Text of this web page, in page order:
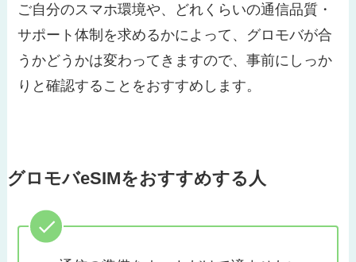
ご自分のスマホ環境や、どれくらいの通信品質・
サポート体制を求めるかによって、グロモバが合
うかどうかは変わってきますので、事前にしっか
りと確認することをおすすめします。
グロモバeSIMをおすすめする人